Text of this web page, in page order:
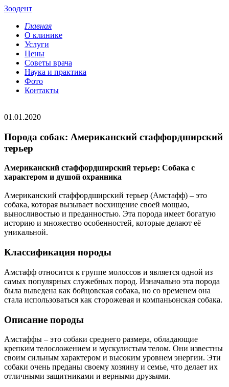
Зоодент
Главная
О клинике
Услуги
Цены
Советы врача
Наука и практика
Фото
Контакты
01.01.2020
Порода собак: Американский стаффордширский
терьер
Американский стаффордширский терьер: Собака с
характером и душой охранника
Американский стаффордширский терьер (Амстафф) – это
собака, которая вызывает восхищение своей мощью,
выносливостью и преданностью. Эта порода имеет богатую
историю и множество особенностей, которые делают её
уникальной.
Классификация породы
Амстафф относится к группе молоссов и является одной из
самых популярных служебных пород. Изначально эта порода
была выведена как бойцовская собака, но со временем она
стала использоваться как сторожевая и компаньонская собака.
Описание породы
Амстаффы – это собаки среднего размера, обладающие
крепким телосложением и мускулистым телом. Они известны
своим сильным характером и высоким уровнем энергии. Эти
собаки очень преданы своему хозяину и семье, что делает их
отличными защитниками и верными друзьями.